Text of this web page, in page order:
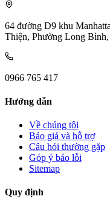
64 đường D9 khu
Thiện, Phường Long
0966 765 417
Hướng dẫn
Về chúng tôi
Báo giá và hỗ trợ
Câu hỏi thường gặp
Góp ý báo lỗi
Sitemap
Quy định